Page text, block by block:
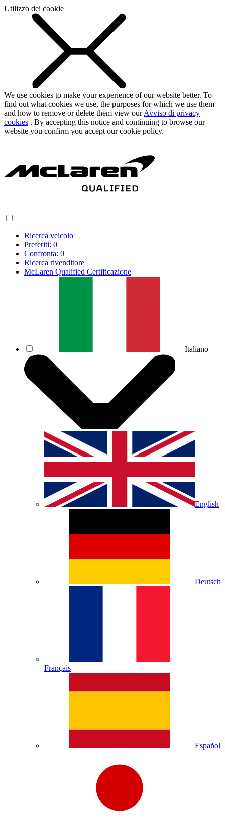
Utilizzo dei cookie
We use cookies to make your experience of our website better. To
find out what cookies we use, the purposes for which we use them
and how to remove or delete them view ourAvviso di privacy
cookies . By accepting this notice and continuing to browse our
website you confirm you accept our cookie policy.
Ricerca veicolo
Preferiti: 0
Confronta: 0
Ricerca rivenditore
McLaren Qualified Certificazione
Italiano
English
Deutsch
Français
Español